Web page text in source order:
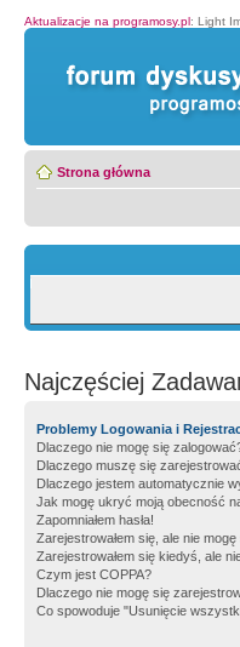
Aktualizacje na programosy.pl: Light
Strona główna
Najczęściej
Problemy Logowania i
Dlaczego nie mogę się
Dlaczego muszę się
Dlaczego jestem automatycznie
Jak mogę ukryć moją obecność
Zapomniałem hasła!
Zarejestrowałem się, ale nie
Zarejestrowałem się kiedyś, ale
Czym jest COPPA?
Dlaczego nie mogę się
Co spowoduje "Usunięcie